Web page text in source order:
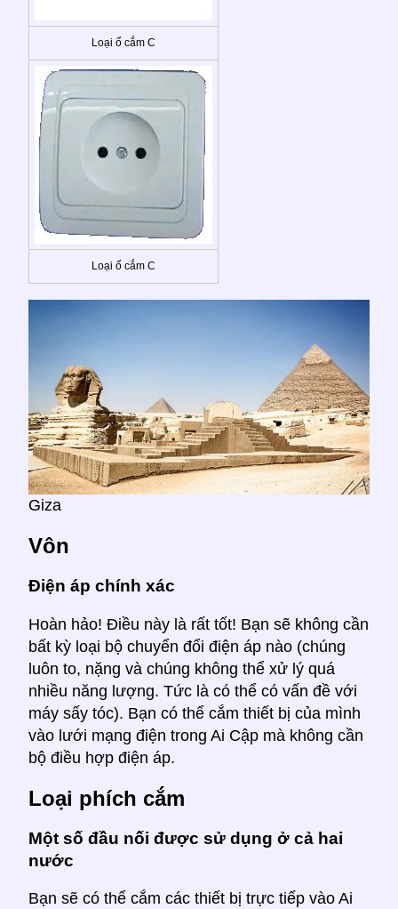
Loại ổ cắm C
Loại ổ cắm C
Giza
Vôn
Điện áp chính xác
Hoàn hảo! Điều này là rất tốt! Bạn sẽ không cần
bất kỳ loại bộ chuyển đổi điện áp nào (chúng
luôn to, nặng và chúng không thể xử lý quá
nhiều năng lượng. Tức là có thể có vấn đề với
máy sấy tóc). Bạn có thể cắm thiết bị của mình
vào lưới mạng điện trong Ai Cập mà không cần
bộ điều hợp điện áp.
Loại phích cắm
Một số đầu nối được sử dụng ở cả hai
nước
Bạn sẽ có thể cắm các thiết bị trực tiếp vào Ai